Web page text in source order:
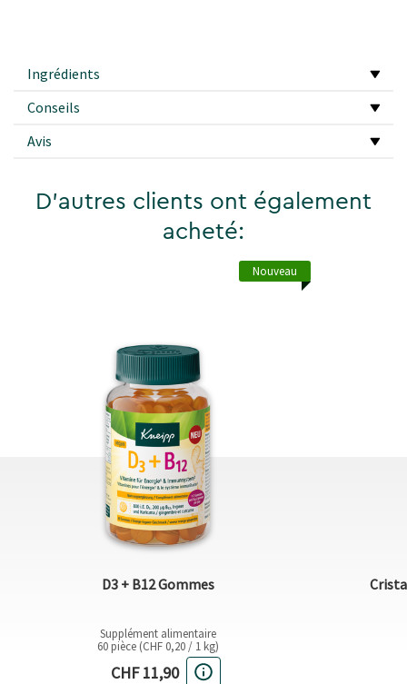
Ingrédients
Conseils
Avis
D'autres clients ont également
acheté:
Nouveau
D3 + B12 Gommes
Supplément alimentaire
60 pièce (CHF 0,20 / 1 kg)
Prix actuel
CHF 11,90